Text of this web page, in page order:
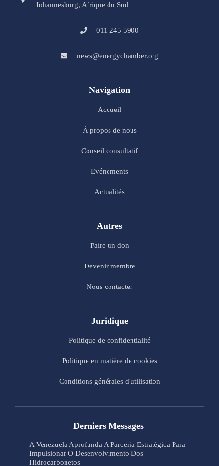
Johannesburg, Afrique du Sud
011 245 5900
news@energychamber.org
Navigation
Accueil
À propos de nous
Conseil consultatif
Evénements
Actualités
Autres
Faire un don
Devenir membre
Nous contacter
Juridique
Politique de confidentialité
Politique en matière de cookies
Conditions générales d'utilisation
Derniers Messages
A Venezuela Aprofunda A Parceria Estratégica Para
Impulsionar O Desenvolvimento Dos
Hidrocarbonetos